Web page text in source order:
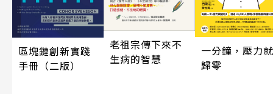
區塊鏈創新實踐
手冊（二版）
老祖宗傳下來不
生病的智慧
一分鐘，壓力就
歸零